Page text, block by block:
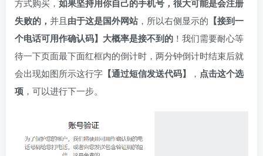
如果坚持用你自己的手机号，很大可能是会注册
失败的， 并且由于这是国外网站，所以右侧显示的 【接到一
个电话可用作确认码】大概率是接不到的 ！我们需要耐心等
待一下页面最下面红框内的倒计时，两分钟倒计时结束后就
会出现如图所示这行字 【通过短信发送代码】 ， 点击这个选
项 ，可以进行下一步。